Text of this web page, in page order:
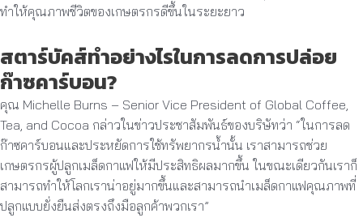
ทำให้คุณภาพชีวิตของเกษตรกรดีขึ้นในระยะยาว
สตาร์บัคส์ทำอย่างไรในการลดการปล่อย
ก๊าซคาร์บอน?
คุณ Michelle Burns – Senior Vice President of Global Coffee,
Tea, and Cocoa กล่าวในข่าวประชาสัมพันธ์ของบริษัทว่า “ในการลด
ก๊าซคาร์บอนและประหยัดการใช้ทรัพยากรน้ำนั้น เราสามารถช่วย
เกษตรกรผู้ปลูกเมล็ดกาแฟให้มีประสิทธิผลมากขึ้น ในขณะเดียวกันเราก็
สามารถทำให้โลกเราน่าอยู่มากขึ้นและสามารถนำเมล็ดกาแฟคุณภาพที่
ปลูกแบบยั่งยืนส่งตรงถึงมือลูกค้าพวกเรา”